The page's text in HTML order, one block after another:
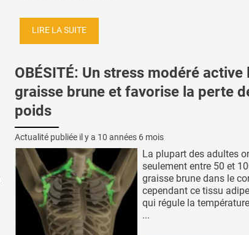
LIRE LA SUITE
OBÉSITÉ: Un stress modéré active
graisse brune et favorise la perte
poids
Actualité publiée il y a 10 années 6 mois
La plupart des adultes
seulement entre 50 et
graisse brune dans le
cependant ce tissu
qui régule la
...